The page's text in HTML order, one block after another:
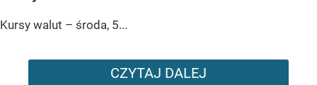
Kursy walut – środa, 5...
CZYTAJ DALEJ